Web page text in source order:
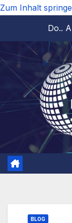
Zum Inhalt
Do..
BLOG